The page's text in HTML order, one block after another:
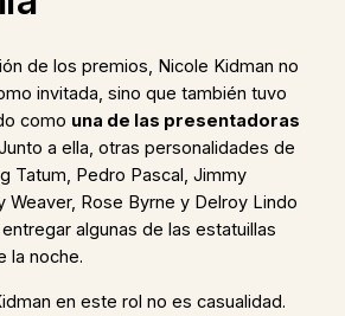
de los premios, Nicole Kidman no
invitada, sino que también tuvo
como una de las presentadoras
a ella, otras personalidades de
Tatum, Pedro Pascal, Jimmy
Weaver, Rose Byrne y Delroy Lindo
algunas de las estatuillas
la noche.
en este rol no es casualidad.